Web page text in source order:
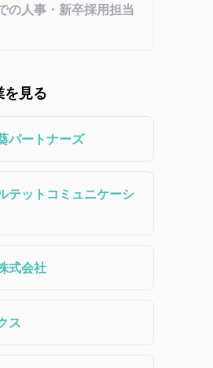
の人事・新卒採用担当
を見る
パートナーズ
テットコミュニケーシ
式会社
ス